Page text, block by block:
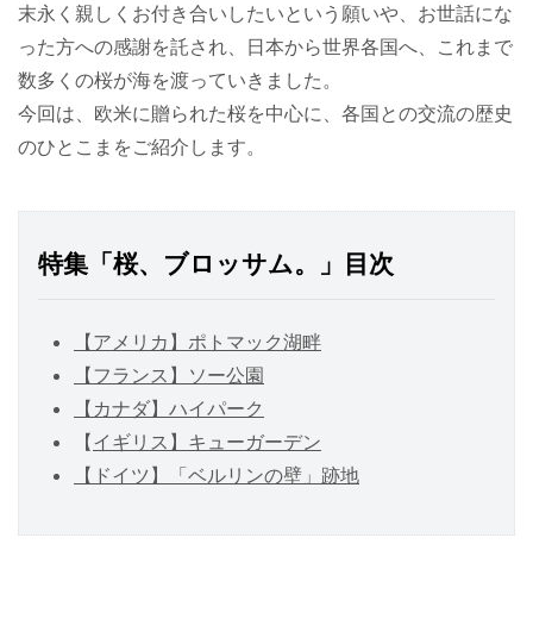
末永く親しくお付き合いしたいという願いや、お世話にな
った方への感謝を託され、日本から世界各国へ、これまで
数多くの桜が海を渡っていきました。
今回は、欧米に贈られた桜を中心に、各国との交流の歴史
のひとこまをご紹介します。
特集 「桜、ブロッサム。」目次
【アメリカ】ポトマック湖畔
【フランス】ソー公園
【カナダ】ハイパーク
【イギリス】キューガーデン
【ドイツ】「ベルリンの壁」跡地